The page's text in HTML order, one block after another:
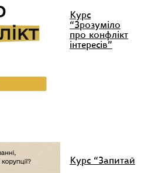
Курс
“Зрозуміло
про конфлікт
інтересів”
Курс “Запитай